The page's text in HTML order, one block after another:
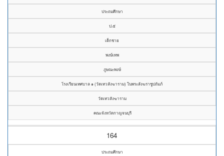
ประถมศึกษา
ป.๕
เด็กชาย
พงษ์เทพ
ภูษณะพงษ์
โรงเรียนเทศบาล ๑ (วัดเทวสังฆาราม) ในพระสังฆราชูปถัมภ์
วัดเทวสังฆาราม
คณะจังหวัดกาญจนบุรี
164
ประถมศึกษา